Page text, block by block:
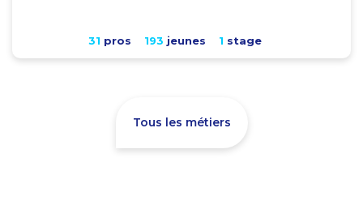
31 pros 193 jeunes 1 stage
Tous les métiers